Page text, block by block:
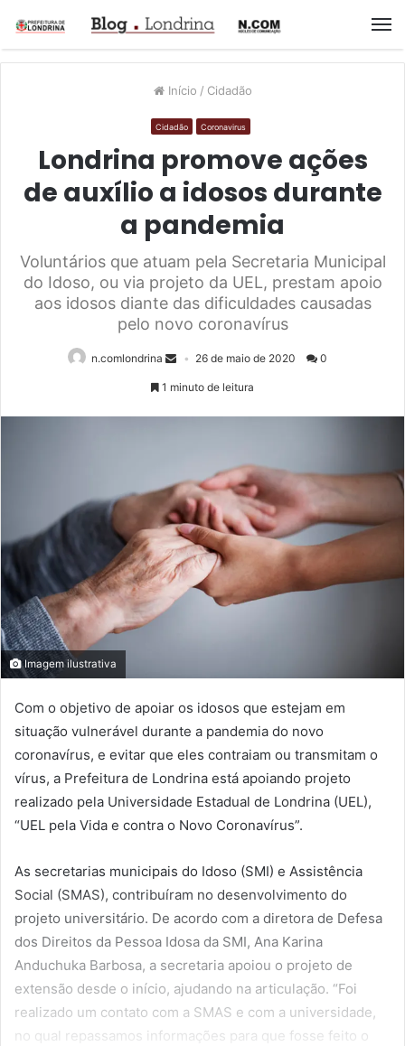
Início / Cidadão
Cidadão Coronavirus
Londrina promove ações
de auxílio a idosos durante
a pandemia
Voluntários que atuam pela Secretaria Municipal
do Idoso, ou via projeto da UEL, prestam apoio
aos idosos diante das dificuldades causadas
pelo novo coronavírus
n.comlondrina 26 de maio de 2020 0
1 minuto de leitura
Imagem ilustrativa
Com o objetivo de apoiar os idosos que estejam em
situação vulnerável durante a pandemia do novo
coronavírus, e evitar que eles contraiam ou transmitam o
vírus, a Prefeitura de Londrina está apoiando projeto
realizado pela Universidade Estadual de Londrina (UEL),
“UEL pela Vida e contra o Novo Coronavírus”.
As secretarias municipais do Idoso (SMI) e Assistência
Social (SMAS), contribuíram no desenvolvimento do
projeto universitário. De acordo com a diretora de Defesa
dos Direitos da Pessoa Idosa da SMI, Ana Karina
Anduchuka Barbosa, a secretaria apoiou o projeto de
extensão desde o início, ajudando na articulação. “Foi
realizado um contato com a SMAS e com a universidade,
no qual repassamos informações para que fosse feito o